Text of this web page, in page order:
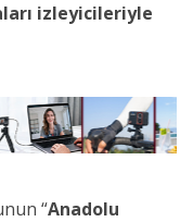
izleyicileriyle
“Anadolu